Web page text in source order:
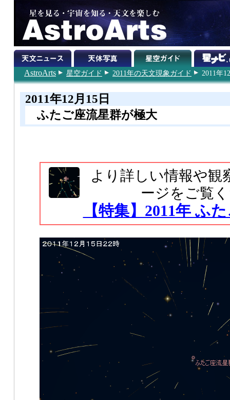
AstroArts 星空ガイド 2011年の天文現象ガイド 2011年
2011年12月15日
ふたご座流星群が極大
より詳しい情報や観
ージをご覧
【特集】2011年 ふ